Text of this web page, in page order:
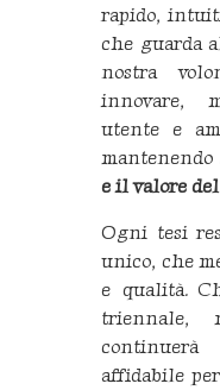
rapido,
che guarda
nostra
innovare,
utente e
mantenendo
e il valore
Ogni tesi
unico, che
e qualità.
triennale,
affidabile